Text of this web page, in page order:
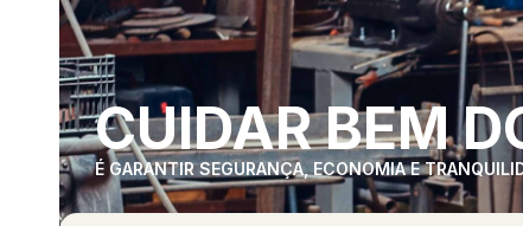
CUIDAR BEM
É GARANTIR SEGURANÇA, ECONOMIA E